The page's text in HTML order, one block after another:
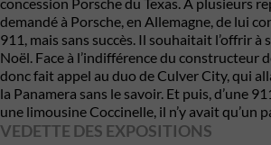
demandé à Porsche, en Allemagne, de lui
911, mais sans succès. Il souhaitait l’offrir à
Noël. Face à l’indifférence du constructeur
donc fait appel au duo de Culver City, qui
la Panamera sans le savoir. Et puis, d’une
une limousine Coccinelle, il n’y avait qu’un
VEDETTE DES EXPOSITIONS